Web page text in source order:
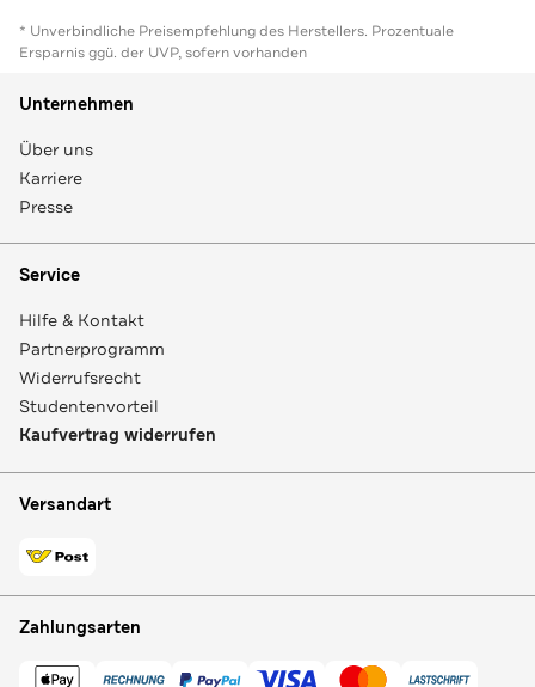
* Unverbindliche Preisempfehlung des Herstellers. Prozentuale
Ersparnis ggü. der UVP, sofern vorhanden
Unternehmen
Über uns
Karriere
Presse
Service
Hilfe & Kontakt
Partnerprogramm
Widerrufsrecht
Studentenvorteil
Kaufvertrag widerrufen
Versandart
Zahlungsarten